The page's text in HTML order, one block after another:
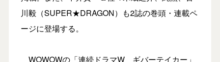
川毅（SUPER★DRAGON）も2誌の巻頭・連載ペ
ージに登場する。
WOWOWの「連続ドラマW ギバーテイカー」